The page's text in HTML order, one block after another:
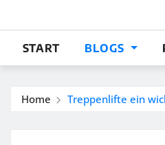
START BLOGS
Home Treppenlifte ein